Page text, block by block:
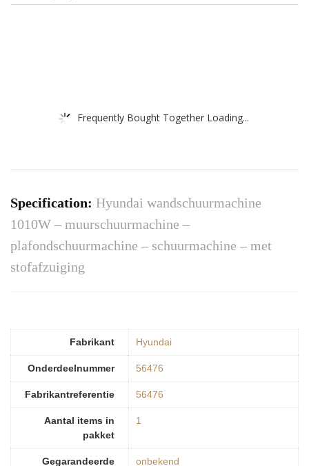
Frequently Bought Together Loading...
Specification: Hyundai wandschuurmachine
1010W – muurschuurmachine –
plafondschuurmachine – schuurmachine – met
stofafzuiging
Fabrikant ‎Hyundai
Onderdeelnummer ‎56476
Fabrikantreferentie ‎56476
Aantal items in
pakket
‎1
Gegarandeerde ‎onbekend